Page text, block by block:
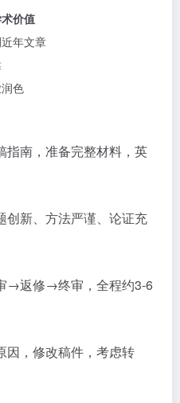
价值
年文章
色
指南，准备完整材料，英
创新、方法严谨、论证充
→返修→终审，全程约3-6
因，修改稿件，考虑转